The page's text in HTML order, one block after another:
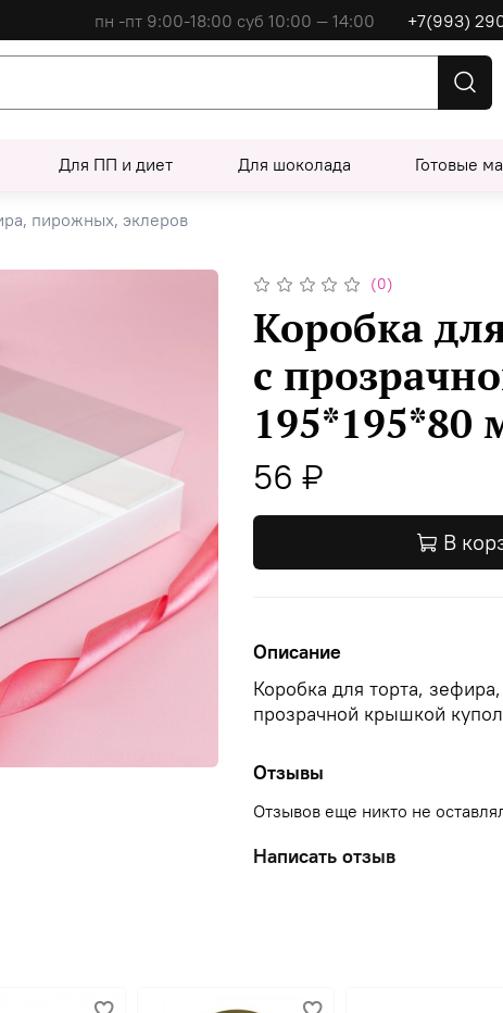
пн -пт 9:00-18:00 суб 10:00 — 14:00 +7(993)
Для ПП и диет Для шоколада Готовые
пирожных, эклеров
(0)
Коробка
с
195*195*80
56 ₽
В
Описание
Коробка для торта,
прозрачной крышкой
Отзывы
Отзывов еще никто не
Написать отзыв